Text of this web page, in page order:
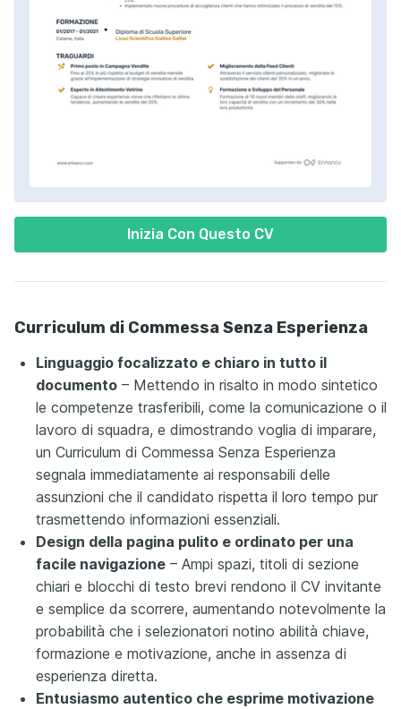
Inizia Con Questo CV
Curriculum di Commessa Senza Esperienza
Linguaggio focalizzato e chiaro in tutto il
documento – Mettendo in risalto in modo sintetico
le competenze trasferibili, come la comunicazione o il
lavoro di squadra, e dimostrando voglia di imparare,
un Curriculum di Commessa Senza Esperienza
segnala immediatamente ai responsabili delle
assunzioni che il candidato rispetta il loro tempo pur
trasmettendo informazioni essenziali.
Design della pagina pulito e ordinato per una
facile navigazione – Ampi spazi, titoli di sezione
chiari e blocchi di testo brevi rendono il CV invitante
e semplice da scorrere, aumentando notevolmente la
probabilità che i selezionatori notino abilità chiave,
formazione e motivazione, anche in assenza di
esperienza diretta.
Entusiasmo autentico che esprime motivazione